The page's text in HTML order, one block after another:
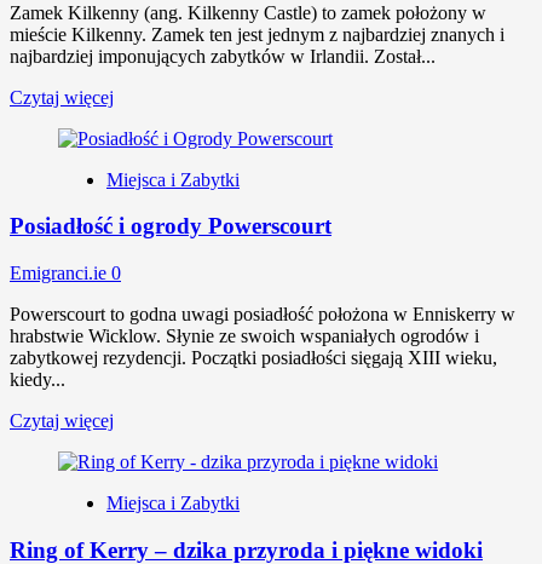
Zamek Kilkenny (ang. Kilkenny Castle) to zamek położony w
mieście Kilkenny. Zamek ten jest jednym z najbardziej znanych i
najbardziej imponujących zabytków w Irlandii. Został...
Czytaj więcej
Miejsca i Zabytki
Posiadłość i ogrody Powerscourt
Emigranci.ie 0
Powerscourt to godna uwagi posiadłość położona w Enniskerry w
hrabstwie Wicklow. Słynie ze swoich wspaniałych ogrodów i
zabytkowej rezydencji. Początki posiadłości sięgają XIII wieku,
kiedy...
Czytaj więcej
Miejsca i Zabytki
Ring of Kerry – dzika przyroda i piękne widoki